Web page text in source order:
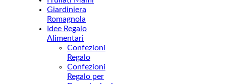
Giardiniera
Romagnola
Idee Regalo
Alimentari
Confezioni
Regalo
Confezioni
Regalo per